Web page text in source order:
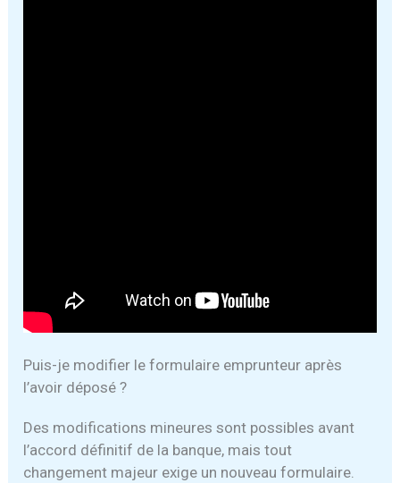
Puis-je modifier le formulaire emprunteur après
l’avoir déposé ?
Des modifications mineures sont possibles avant
l’accord définitif de la banque, mais tout
changement majeur exige un nouveau formulaire.